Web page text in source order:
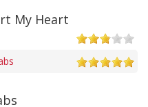
My Heart